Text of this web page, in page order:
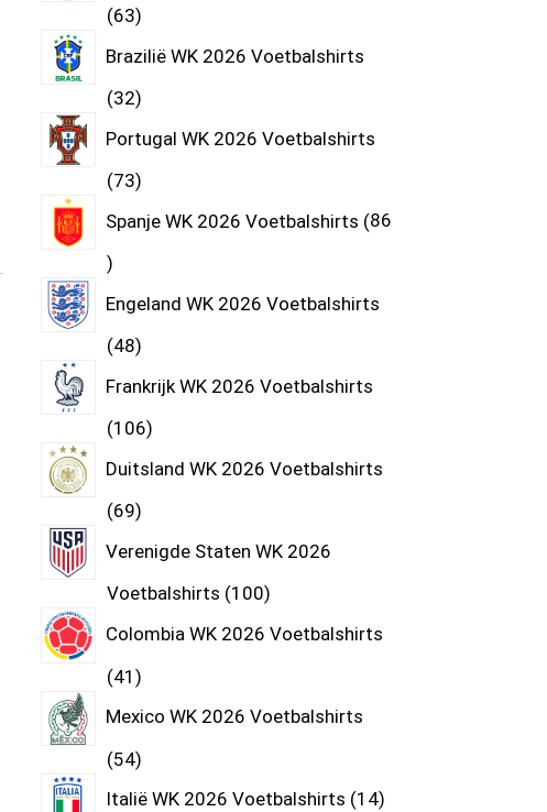
63
Brazilië WK 2026 Voetbalshirts
32
Portugal WK 2026 Voetbalshirts
73
Spanje WK 2026 Voetbalshirts 86
Engeland WK 2026 Voetbalshirts
48
Frankrijk WK 2026 Voetbalshirts
106
Duitsland WK 2026 Voetbalshirts
69
Verenigde Staten WK 2026
Voetbalshirts 100
Colombia WK 2026 Voetbalshirts
41
Mexico WK 2026 Voetbalshirts
54
Italië WK 2026 Voetbalshirts 14